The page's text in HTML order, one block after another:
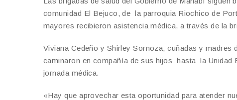
comunidad El Bejuco, de la parroquia Riochico de
mayores recibieron asistencia médica, a través de la
Viviana Cedeño y Shirley Sornoza, cuñadas y
caminaron en compañía de sus hijos hasta la
jornada médica.
«Hay que aprovechar esta oportunidad para atender